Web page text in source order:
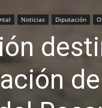
Noticias Diputación